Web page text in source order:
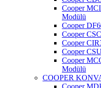
Cooper
Modülü
Cooper
Cooper
Cooper
Cooper
Cooper
Modülü
COOPER
Cooper